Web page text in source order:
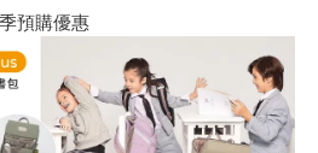
預購優惠